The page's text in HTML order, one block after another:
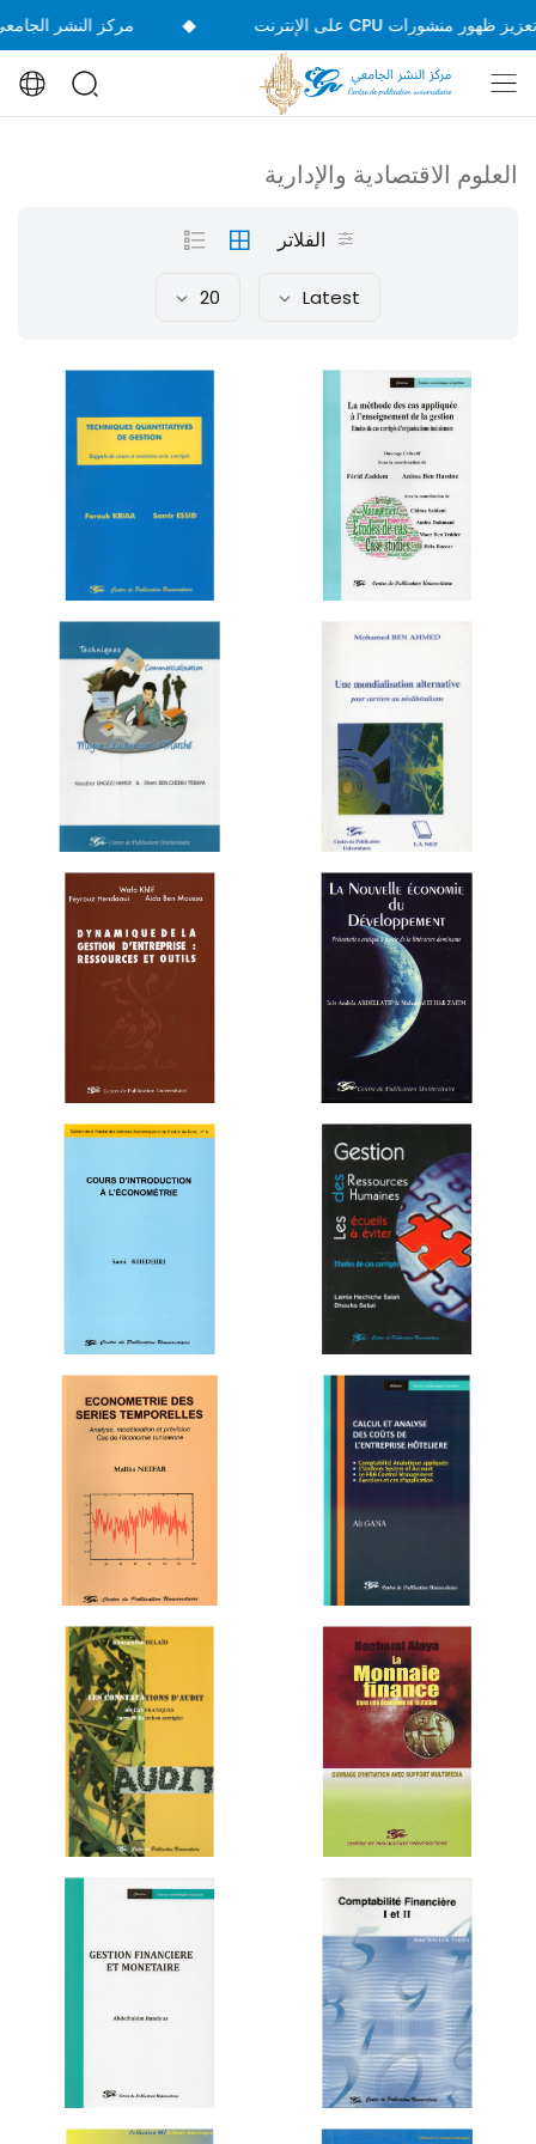
مركز النشر الجامعي
العلوم الاقتصادية والإدارية
الفلاتر
Latest
20